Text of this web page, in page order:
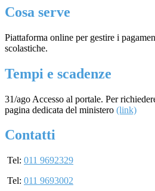
Cosa serve
Piattaforma online per gestire i
scolastiche.
Tempi e scadenze
31/ago Accesso al portale. Per
pagina dedicata del ministero (link)
Contatti
Tel: 011 9692329
Tel: 011 9693002